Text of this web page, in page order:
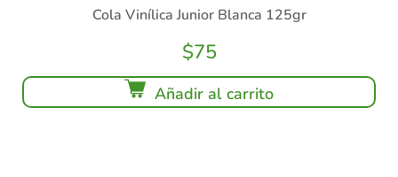
Cola Vinílica Junior Blanca 125gr
$75
Añadir al carrito